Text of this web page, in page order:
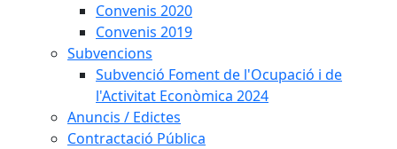
Convenis 2020
Convenis 2019
Subvencions
Subvenció Foment de l'Ocupació i de
l'Activitat Econòmica 2024
Anuncis / Edictes
Contractació Pública